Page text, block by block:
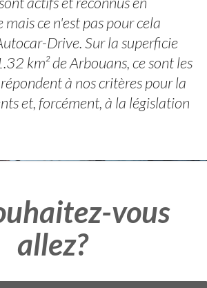
ce n'est pas pour cela
Drive. Sur la superficie
km² de Arbouans, ce sont les
à nos critères pour la
et, forcément, à la législation
vous
allez?